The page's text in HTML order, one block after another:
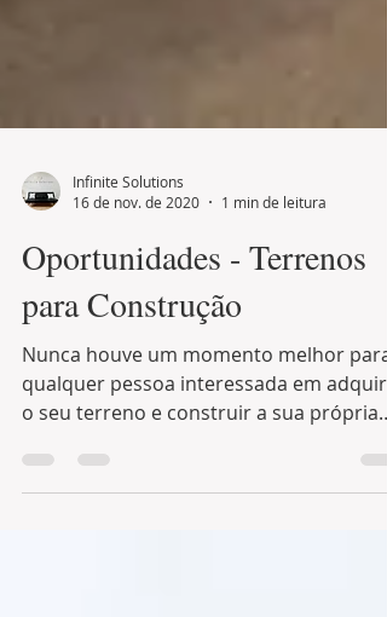
16 de nov. de 2020
1 min de leitura
Oportunidades - Terrenos
para Construção
Nunca houve um momento melhor para
o seu terreno e construir a sua própria
casa, as taxas...